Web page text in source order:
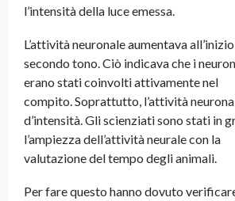
l’intensità della luce emessa.
L’attività neuronale aumentava
secondo tono. Ciò indicava che i
erano stati coinvolti attivamente nel
compito. Soprattutto, l’attività
d’intensità. Gli scienziati sono stati in
l’ampiezza dell’attività neurale con la
valutazione del tempo degli animali.
Per fare questo hanno dovuto